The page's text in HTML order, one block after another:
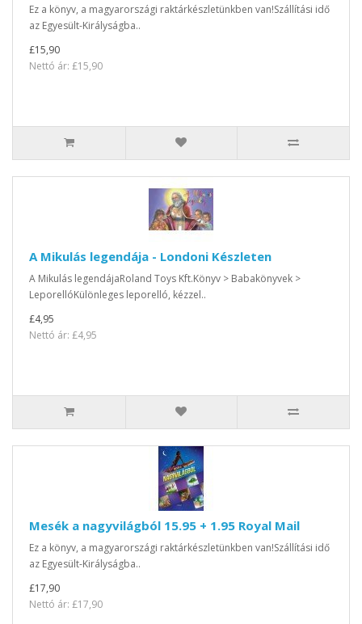
Ez a könyv, a magyarországi raktárkészletünkben van!Szállítási idő
az Egyesült-Királyságba..
£15,90
Nettó ár: £15,90
A Mikulás legendája - Londoni Készleten
A Mikulás legendájaRoland Toys Kft.Könyv > Babakönyvek >
LeporellóKülönleges leporelló, kézzel..
£4,95
Nettó ár: £4,95
Mesék a nagyvilágból 15.95 + 1.95 Royal Mail
Ez a könyv, a magyarországi raktárkészletünkben van!Szállítási idő
az Egyesült-Királyságba..
£17,90
Nettó ár: £17,90